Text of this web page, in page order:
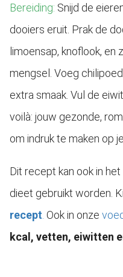
Bereiding: Snijd de
dooiers eruit. Prak de
limoensap, knoflook, en
mengsel. Voeg
extra smaak. Vul de
voilà: jouw gezonde,
om indruk te maken op
Dit recept kan ook in
dieet gebruikt worden.
recept Ook in onze
kcal, vetten, eiwitten